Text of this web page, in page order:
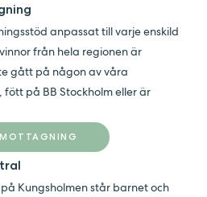
anpassat till varje enskild
från hela regionen är
gått på någon av våra
på BB Stockholm eller är
Kungsholmen står barnet och